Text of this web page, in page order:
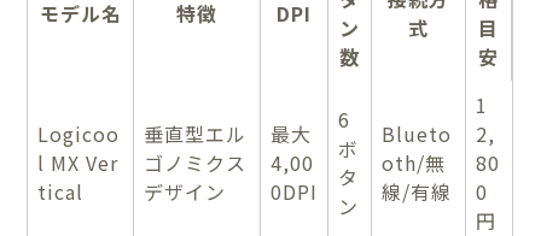
モデル名 特徴 DPI
ン
数
式
目
安
Logicoo
l MX Ver
tical
垂直型エル
ゴノミクス
デザイン
最大
4,00
0DPI
6
ボ
タ
ン
Blueto
oth/無
線/有線
1
2,
80
0
円